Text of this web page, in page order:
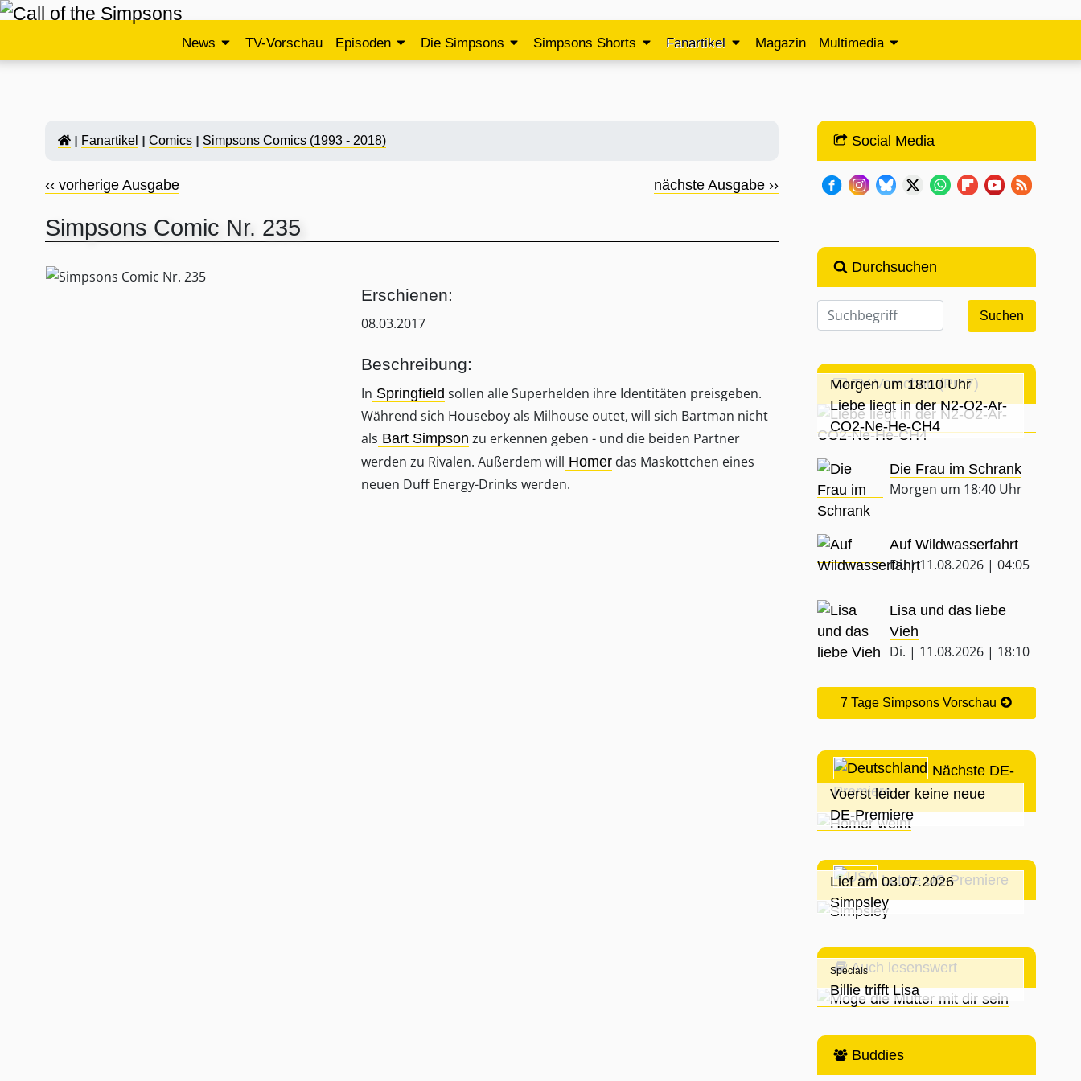
News TV-Vorschau Episoden Die Simpsons Simpsons Shorts Fanartikel Magazin Multimedia
Fanartikel Comics Simpsons Comics (1993 - 2018)
‹‹ vorherige Ausgabe nächste Ausgabe ››
Simpsons Comic Nr. 235
Erschienen:
08.03.2017
Beschreibung:
In Springfield sollen alle Superhelden ihre Identitäten preisgeben.
Während sich Houseboy als Milhouse outet, will sich Bartman nicht
als Bart Simpson zu erkennen geben - und die beiden Partner
werden zu Rivalen. Außerdem will Homerdas Maskottchen eines
neuen Duff Energy-Drinks werden.
Social Media
Durchsuchen
TV-Vorschau (Pro7)
Morgen um 18:10 Uhr
Liebe liegt in der N2-O2-Ar-
CO2-Ne-He-CH4
Die Frau im Schrank
Morgen um 18:40 Uhr
Auf Wildwasserfahrt
Di. | 11.08.2026 | 04:05
Lisa und das liebe
Vieh
Di. | 11.08.2026 | 18:10
7 Tage Simpsons Vorschau
Nächste DE-
Premiere
Voerst leider keine neue
DE-Premiere
Letzte US-Premiere
Lief am 03.07.2026
Simpsley
Auch lesenswert
Specials
Billie trifft Lisa
Buddies